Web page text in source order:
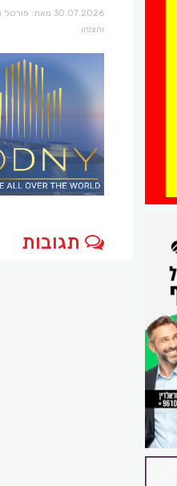
30.07.2026 מאת:
והצפון
תגובות